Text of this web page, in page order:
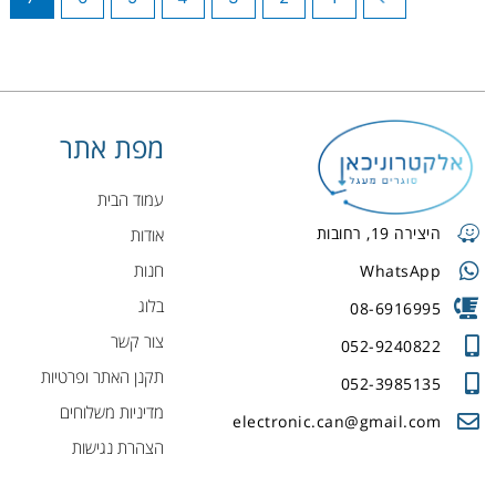
היצירה 19, רחובות
WhatsApp
08-6916995
052-9240822
052-3985135
electronic.can@gmail.com
מפת אתר
עמוד הבית
אודות
חנות
בלוג
צור קשר
תקנן האתר ופרטיות
מדיניות משלוחים
הצהרת נגישות